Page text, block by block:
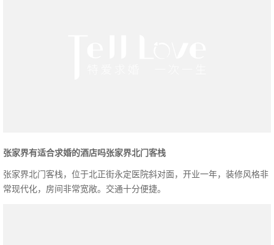
张家界有适合求婚的酒店吗张家界北门客栈
张家界北门客栈，位于北正街永定医院斜对面，开业一年，装修风格非
常现代化，房间非常宽敞。交通十分便捷。